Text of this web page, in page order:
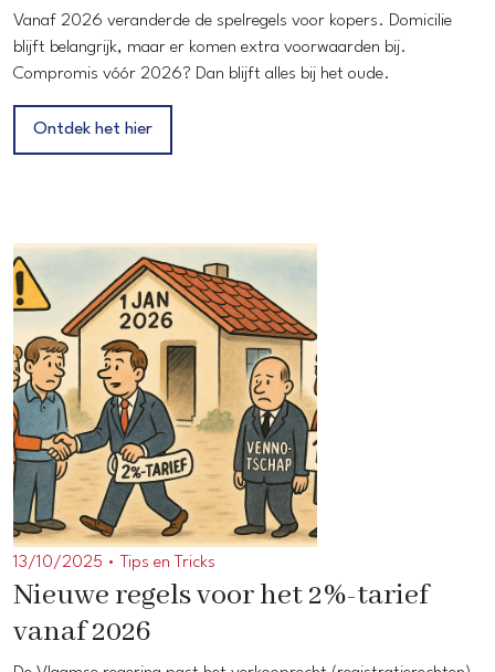
Vanaf 2026 veranderde de spelregels voor kopers. Domicilie
blijft belangrijk, maar er komen extra voorwaarden bij.
Compromis vóór 2026? Dan blijft alles bij het oude.
Ontdek het hier
13/10/2025 • Tips en Tricks
Nieuwe regels voor het 2%-tarief
vanaf 2026